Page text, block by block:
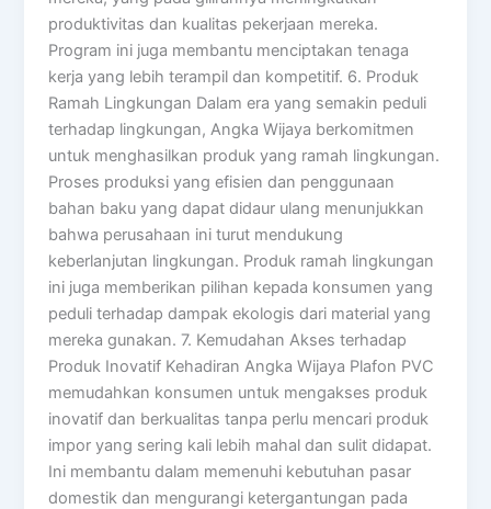
produktivitas dan kualitas pekerjaan mereka.
Program ini juga membantu menciptakan tenaga
kerja yang lebih terampil dan kompetitif. 6. Produk
Ramah Lingkungan Dalam era yang semakin peduli
terhadap lingkungan, Angka Wijaya berkomitmen
untuk menghasilkan produk yang ramah lingkungan.
Proses produksi yang efisien dan penggunaan
bahan baku yang dapat didaur ulang menunjukkan
bahwa perusahaan ini turut mendukung
keberlanjutan lingkungan. Produk ramah lingkungan
ini juga memberikan pilihan kepada konsumen yang
peduli terhadap dampak ekologis dari material yang
mereka gunakan. 7. Kemudahan Akses terhadap
Produk Inovatif Kehadiran Angka Wijaya Plafon PVC
memudahkan konsumen untuk mengakses produk
inovatif dan berkualitas tanpa perlu mencari produk
impor yang sering kali lebih mahal dan sulit didapat.
Ini membantu dalam memenuhi kebutuhan pasar
domestik dan mengurangi ketergantungan pada